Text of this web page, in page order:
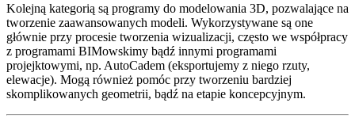
Kolejną kategorią są programy do modelowania 3D, pozwalające na
tworzenie zaawansowanych modeli. Wykorzystywane są one
głównie przy procesie tworzenia wizualizacji, często we współpracy
z programami BIMowskimy bądź innymi programami
projejktowymi, np. AutoCadem (eksportujemy z niego rzuty,
elewacje). Mogą również pomóc przy tworzeniu bardziej
skomplikowanych geometrii, bądź na etapie koncepcyjnym.